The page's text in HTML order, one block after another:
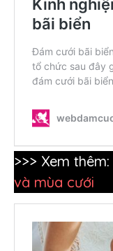
>>> Xem thêm:
và mùa cưới